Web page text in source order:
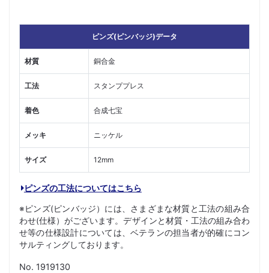
ピンズ(ピンバッジ)データ
材質 銅合金
工法 スタンププレス
着色 合成七宝
メッキ ニッケル
サイズ 12mm
ピンズの工法についてはこちら
※ピンズ(ピンバッジ）には、さまざまな材質と工法の組み合
わせ(仕様）がございます。デザインと材質・工法の組み合わ
せ等の仕様設計については、ベテランの担当者が的確にコン
サルティングしております。
No. 1919130